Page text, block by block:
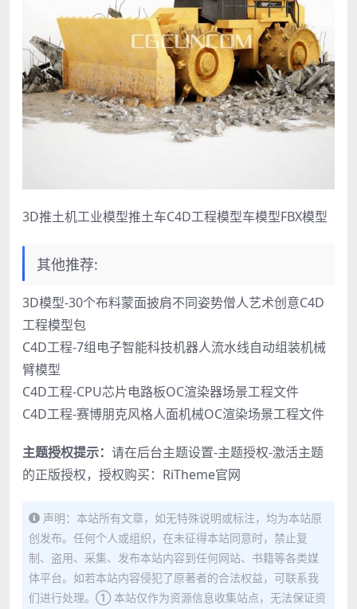
3D推土机工业模型推土车C4D工程模型车模型FBX模型
其他推荐:
3D模型-30个布料蒙面披肩不同姿势僧人艺术创意C4D
工程模型包
C4D工程-7组电子智能科技机器人流水线自动组装机械
臂模型
C4D工程-CPU芯片电路板OC渲染器场景工程文件
C4D工程-赛博朋克风格人面机械OC渲染场景工程文件
主题授权提示： 请在后台主题设置-主题授权-激活主题
的正版授权，授权购买： RiTheme官网
声明：本站所有文章，如无特殊说明或标注，均为本站原
创发布。任何个人或组织，在未征得本站同意时，禁止复
制、盗用、采集、发布本站内容到任何网站、书籍等各类媒
体平台。如若本站内容侵犯了原著者的合法权益，可联系我
们进行处理。① 本站仅作为资源信息收集站点，无法保证资